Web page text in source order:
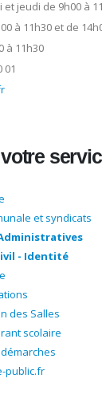
et jeudi de 9h00 à
à 11h30 et de
à 11h30
01
et syndicats
- Identité
des Salles
scolaire
public.fr